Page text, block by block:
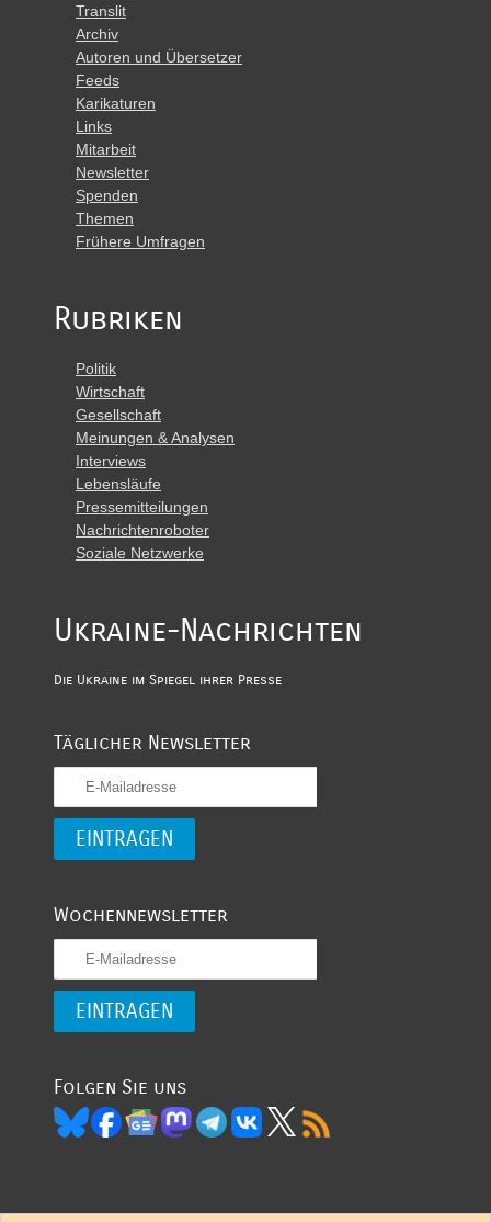
Translit
Archiv
Autoren und Übersetzer
Feeds
Karikaturen
Links
Mitarbeit
Newsletter
Spenden
Themen
Frühere Umfragen
Rubriken
Politik
Wirtschaft
Gesellschaft
Meinungen & Analysen
Interviews
Lebensläufe
Pressemitteilungen
Nachrichtenroboter
Soziale Netzwerke
Ukraine-Nachrichten
Die Ukraine im Spiegel ihrer Presse
Täglicher Newsletter
Wochennewsletter
Folgen Sie uns